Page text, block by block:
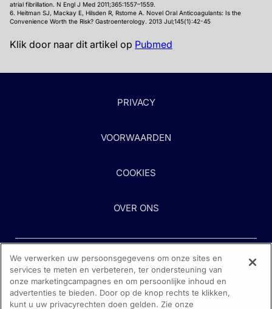
atrial fibrillation. N Engl J Med 2011;365:1557–1559.
6. Heitman SJ, Mackay E, Hilsden R, Rstome A. Novel Oral Anticoagulants: Is the
Convenience Worth the Risk? Gastroenterology. 2013 Jul;145(1):42-45
Klik door naar dit artikel op Pubmed
PRIVACY
VOORWAARDEN
COOKIES
OVER ONS
We verwerken uw persoonsgegevens om onze sites en
services te meten en verbeteren, ter ondersteuning van
onze marketingcampagnes en om persoonlijke inhoud en
advertenties te bieden. Door op de knop rechts te klikken,
kunt u uw privacyrechten doen gelden. Zie onze